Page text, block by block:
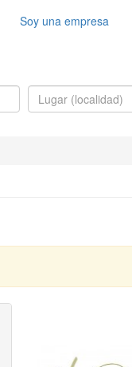
Soy una empresa